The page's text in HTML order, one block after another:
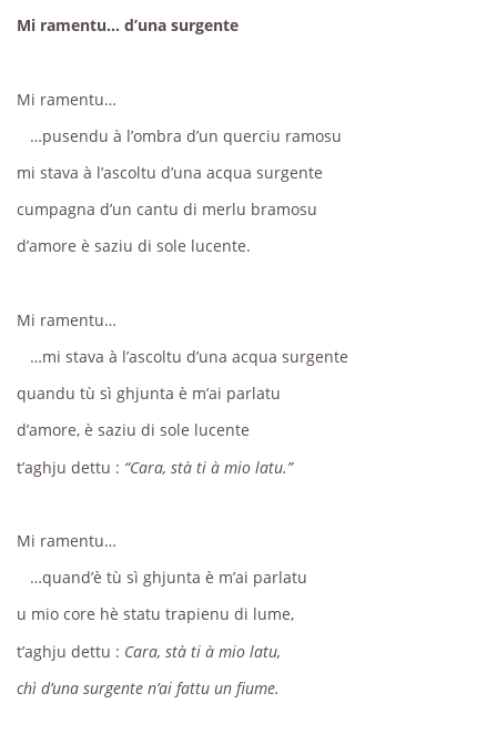
Mi ramentu… d’una surgente
Mi ramentu…
…pusendu à l’ombra d’un querciu ramosu
mi stava à l’ascoltu d’una acqua surgente
cumpagna d’un cantu di merlu bramosu
d’amore è saziu di sole lucente.
Mi ramentu…
…mi stava à l’ascoltu d’una acqua surgente
quandu tù sì ghjunta è m’ai parlatu
d’amore, è saziu di sole lucente
t’aghju dettu : “Cara, stà ti à mio latu.”
Mi ramentu…
…quand’è tù sì ghjunta è m’ai parlatu
u mio core hè statu trapienu di lume,
t’aghju dettu : Cara, stà ti à mio latu,
chì d’una surgente n’ai fattu un fiume.